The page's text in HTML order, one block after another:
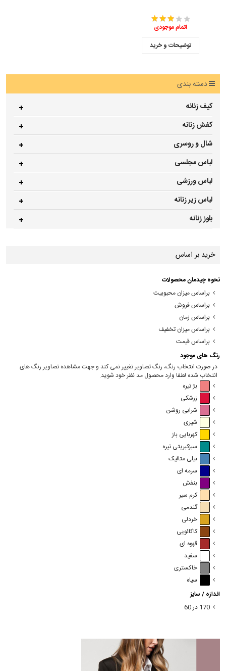
اتمام موجودی
توضیحات و خرید
دسته بندی
کیف زنانه
کفش زنانه
شال و روسری
لباس مجلسی
لباس ورزشی
لباس زیر زنانه
بلوز زنانه
خرید بر اساس
نحوه چیدمان محصولات
براساس میزان محبوبیت
براساس فروش
براساس زمان
براساس میزان تخفیف
براساس قیمت
رنگ های موجود
در صورت انتخاب رنگ، رنگ تصاویر تغییر نمی کند و جهت مشاهده تصاویر رنگ های
انتخاب شده لطفا وارد محصول مد نظر خود شوید.
بژ تیره
زرشکی
شرابی روشن
شیری
کهربایی باز
سبزکبریتی تیره
نیلی متالیک
سرمه ای
بنفش
کرم سیر
گندمی
خردلی
کاکائویی
قهوه ای
سفید
خاکستری
سیاه
اندازه / سایز
170 در 60